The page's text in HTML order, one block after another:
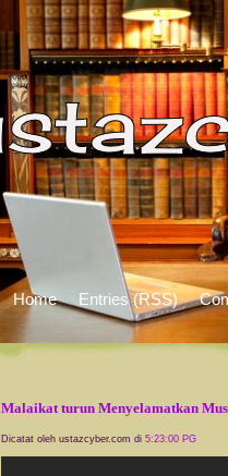
Home Entries (RSS)
Malaikat turun Menyelamatkan
Dicatat oleh ustazcyber.com di 5:23:00 PG